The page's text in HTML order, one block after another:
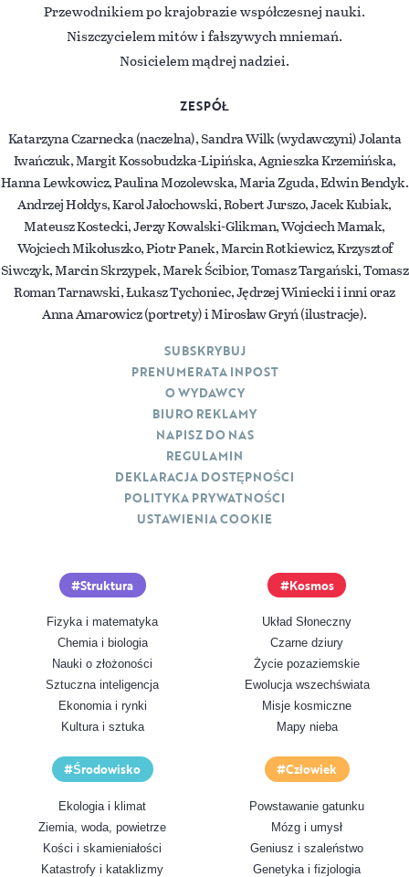
Przewodnikiem po krajobrazie współczesnej nauki.
Niszczycielem mitów i fałszywych mniemań.
Nosicielem mądrej nadziei.
ZESPÓŁ
Katarzyna Czarnecka (naczelna), Sandra Wilk (wydawczyni) Jolanta
Iwańczuk, Margit Kossobudzka-Lipińska, Agnieszka Krzemińska,
Hanna Lewkowicz, Paulina Mozolewska, Maria Zguda, Edwin Bendyk.
Andrzej Hołdys, Karol Jałochowski, Robert Jurszo, Jacek Kubiak,
Mateusz Kostecki, Jerzy Kowalski-Glikman, Wojciech Mamak,
Wojciech Mikołuszko, Piotr Panek, Marcin Rotkiewicz, Krzysztof
Siwczyk, Marcin Skrzypek, Marek Ścibior, Tomasz Targański, Tomasz
Roman Tarnawski, Łukasz Tychoniec, Jędrzej Winiecki i inni oraz
Anna Amarowicz (portrety) i Mirosław Gryń (ilustracje).
Struktura
Fizyka i matematyka
Chemia i biologia
Nauki o złożoności
Sztuczna inteligencja
Ekonomia i rynki
Kultura i sztuka
Kosmos
Układ Słoneczny
Czarne dziury
Życie pozaziemskie
Ewolucja wszechświata
Misje kosmiczne
Mapy nieba
Środowisko
Ekologia i klimat
Ziemia, woda, powietrze
Kości i skamieniałości
Katastrofy i kataklizmy
Człowiek
Powstawanie gatunku
Mózg i umysł
Geniusz i szaleństwo
Genetyka i fizjologia
SUBSKRYBUJ
PRENUMERATA INPOST
O WYDAWCY
BIURO REKLAMY
NAPISZ DO NAS
REGULAMIN
DEKLARACJA DOSTĘPNOŚCI
POLITYKA PRYWATNOŚCI
USTAWIENIA COOKIE